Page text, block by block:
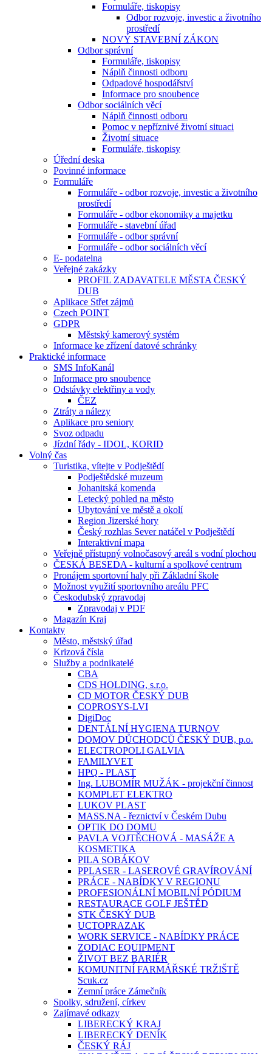
Formuláře, tiskopisy
Odbor rozvoje, investic a životního
prostředí
NOVÝ STAVEBNÍ ZÁKON
Odbor správní
Formuláře, tiskopisy
Náplň činnosti odboru
Odpadové hospodářství
Informace pro snoubence
Odbor sociálních věcí
Náplň činnosti odboru
Pomoc v nepříznivé životní situaci
Životní situace
Formuláře, tiskopisy
Úřední deska
Povinné informace
Formuláře
Formuláře - odbor rozvoje, investic a životního
prostředí
Formuláře - odbor ekonomiky a majetku
Formuláře - stavební úřad
Formuláře - odbor správní
Formuláře - odbor sociálních věcí
E- podatelna
Veřejné zakázky
PROFIL ZADAVATELE MĚSTA ČESKÝ
DUB
Aplikace Střet zájmů
Czech POINT
GDPR
Městský kamerový systém
Informace ke zřízení datové schránky
Praktické informace
SMS InfoKanál
Informace pro snoubence
Odstávky elektřiny a vody
ČEZ
Ztráty a nálezy
Aplikace pro seniory
Svoz odpadu
Jízdní řády - IDOL, KORID
Volný čas
Turistika, vítejte v Podještědí
Podještědské muzeum
Johanitská komenda
Letecký pohled na město
Ubytování ve městě a okolí
Region Jizerské hory
Český rozhlas Sever natáčel v Podještědí
Interaktivní mapa
Veřejně přístupný volnočasový areál s vodní plochou
ČESKÁ BESEDA - kulturní a spolkové centrum
Pronájem sportovní haly při Základní škole
Možnost využití sportovního areálu PFC
Českodubský zpravodaj
Zpravodaj v PDF
Magazín Kraj
Kontakty
Město, městský úřad
Krizová čísla
Služby a podnikatelé
CBA
CDS HOLDING, s.r.o.
CD MOTOR ČESKÝ DUB
COPROSYS-LVI
DigiDoc
DENTÁLNÍ HYGIENA TURNOV
DOMOV DŮCHODCŮ ČESKÝ DUB, p.o.
ELECTROPOLI GALVIA
FAMILYVET
HPQ - PLAST
Ing. LUBOMÍR MUŽÁK - projekční činnost
KOMPLET ELEKTRO
LUKOV PLAST
MASS.NA - řeznictví v Českém Dubu
OPTIK DO DOMU
PAVLA VOJTĚCHOVÁ - MASÁŽE A
KOSMETIKA
PILA SOBÁKOV
PPLASER - LASEROVÉ GRAVÍROVÁNÍ
PRÁCE - NABÍDKY V REGIONU
PROFESIONÁLNÍ MOBILNÍ PÓDIUM
RESTAURACE GOLF JEŠTĚD
STK ČESKÝ DUB
UCTOPRAZAK
WORK SERVICE - NABÍDKY PRÁCE
ZODIAC EQUIPMENT
ŽIVOT BEZ BARIÉR
KOMUNITNÍ FARMÁŘSKÉ TRŽIŠTĚ
Scuk.cz
Zemní práce Zámečník
Spolky, sdružení, církev
Zajímavé odkazy
LIBERECKÝ KRAJ
LIBERECKÝ DENÍK
ČESKÝ RÁJ